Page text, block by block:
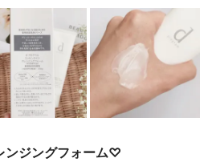
ンジングフォーム♡